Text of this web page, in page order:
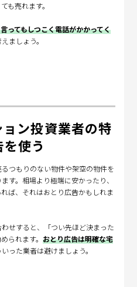
も売れます。
ってもしつこく電話がかかってく
ましょう。
ン投資業者の特
使う
つもりのない物件や架空の物件を
す。相場より極端に安かったり、
ば、それはおとり広告かもしれま
せすると、「つい先ほど決まった
られます。おとり広告は明確な宅
った業者は避けましょう。